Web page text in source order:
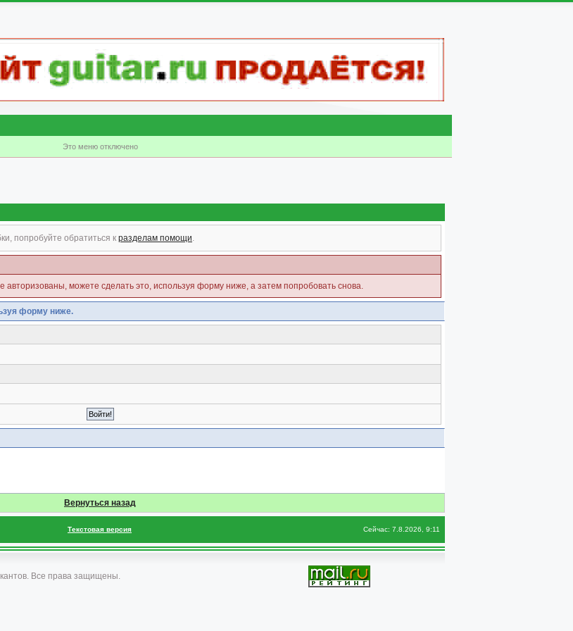
Это меню отключено
попробуйте обратиться к разделам помощи.
авторизованы, можете сделать это, используя форму ниже, а затем попробовать снова.
форму ниже.
Вернуться назад
Текстовая версия Сейчас: 7.8.2026, 9:11
Все права защищены.